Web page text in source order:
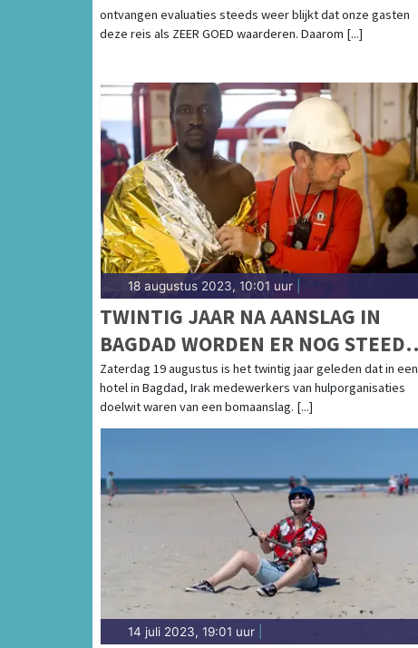
ontvangen evaluaties steeds weer blijkt dat onze gasten
deze reis als ZEER GOED waarderen. Daarom [...]
18 augustus 2023, 10:01 uur
TWINTIG JAAR NA AANSLAG IN
BAGDAD WORDEN ER NOG STEEDS
AANSLAGEN OP HULPVERLENERS
GEPLEEGD
Zaterdag 19 augustus is het twintig jaar geleden dat in een
hotel in Bagdad, Irak medewerkers van hulporganisaties
doelwit waren van een bomaanslag. [...]
14 juli 2023, 19:01 uur